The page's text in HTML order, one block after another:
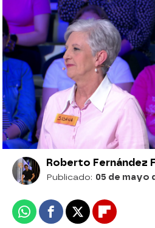
¡Histórico! ‘La ruleta de
conmemora uno de los
madre e hija
‘Mami’, la tierna
“Se sabe que vas a
Roberto Fernández
Publicado: 05 de mayo
WhatsappFacebook
X Flipboard